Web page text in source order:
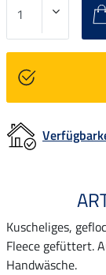
Kuscheliges,
Fleece gefüttert.
Handwäsche.